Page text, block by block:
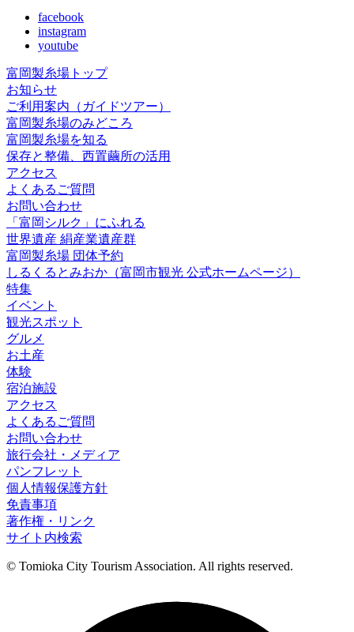
facebook
instagram
youtube
富岡製糸場トップ
お知らせ
ご利用案内（ガイドツアー）
富岡製糸場のみどころ
富岡製糸場を知る
保存と整備、西置繭所の活用
アクセス
よくあるご質問
お問い合わせ
「富岡シルク」にふれる
世界遺産 絹産業遺産群
富岡製糸場 団体予約
しるくるとみおか （富岡市観光 公式ホームページ）
特集
イベント
観光スポット
グルメ
お土産
体験
宿泊施設
アクセス
よくあるご質問
お問い合わせ
旅行会社・メディア
パンフレット
個人情報保護方針
免責事項
著作権・リンク
サイト内検索
© Tomioka City Tourism Association. All rights reserved.